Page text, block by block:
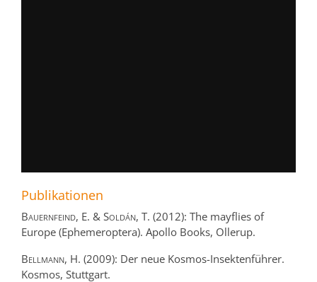
Publikationen
Bauernfeind, E. & Soldán, T.(2012):The mayflies of
Europe (Ephemeroptera).Apollo Books, Ollerup.
Bellmann, H.(2009): Der neue Kosmos-Insektenführer.
Kosmos,Stuttgart.